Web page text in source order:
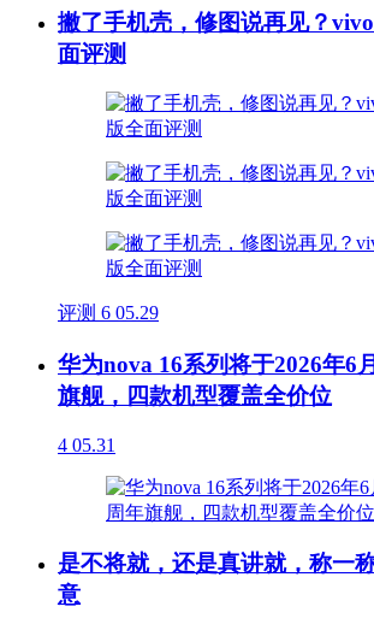
撇了手机壳，修图说再见？
面评测
评测 6 05.29
华为nova 16系列将于2026年6
旗舰，四款机型覆盖全价位
4 05.31
是不将就，还是真讲就，称一
意